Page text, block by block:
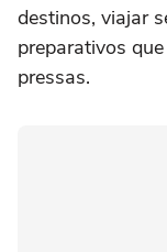
destinos, viajar
preparativos
pressas.